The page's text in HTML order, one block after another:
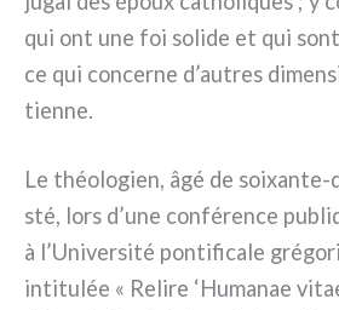
qui ont une foi soli­de et qui
ce qui con­cer­ne d’autres
tien­ne.
Le théo­lo­gien, âgé de
sté, lors d’une con­fé­ren­ce
à l’Université pon­ti­fi­ca­le
inti­tu­lée « Relire ‘Humanae